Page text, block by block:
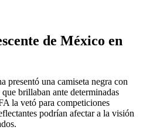
de México en
presentó una camiseta negra con
brillaban ante determinadas
la vetó para competiciones
podrían afectar a la visión